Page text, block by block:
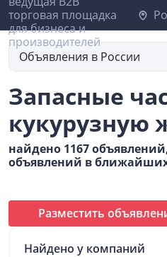
Объявления в России
Запасные
кукурузную
найдено 1167
объявлений в
Разместить
Найдено у компаний